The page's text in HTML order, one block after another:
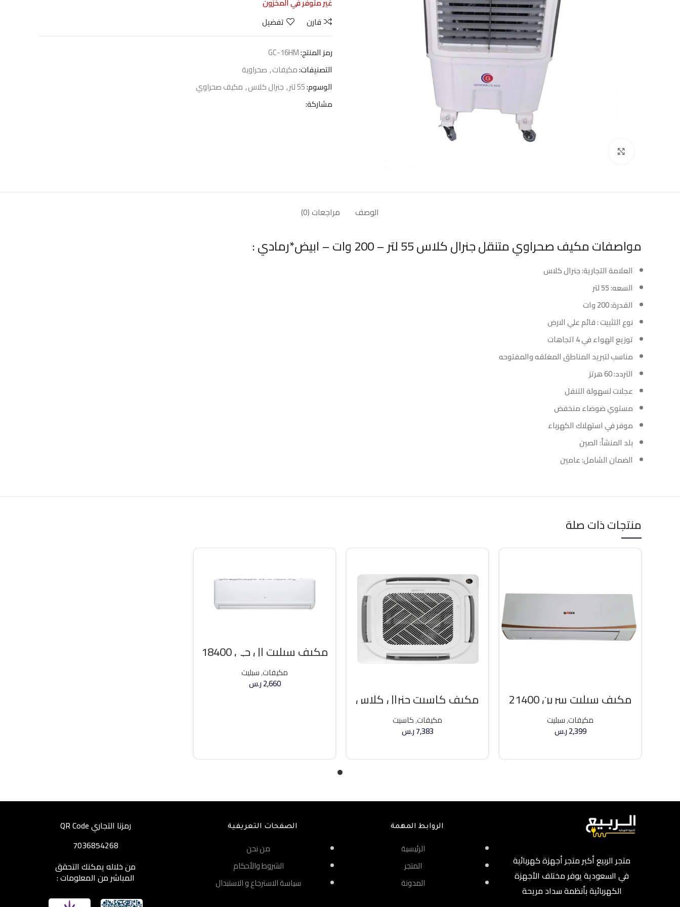
قارن
تفضيل
رمز المنتج:GC-16HM
التصنيفات:مكيفات, صحراوية
الوسوم:55 لتر , جنرال كلاس, مكيف صحراوي
مشاركة:
الوصف مراجعات (0)
مواصفات مكيف صحراوي متنقل جنرال كلاس 55 لتر – 200 وات – ابيض*رمادي :
العلامة التجارية: جنرال كلاس
السعه: 55 لتر
القدرة: 200 وات
نوع التثبيت : قائم علي الارض
توزيع الهواء في 4 اتجاهات
مناسب لتبريد المناطق المغلقه والمفتوحه
التردد: 60 هرتز
عجلات لسهولة التنقل
مستوي ضوضاء منخفض
موفر في استهلاك الكهرباء
بلد المنشأ: الصين
الضمان الشامل: عامين
منتجات ذات صلة
مكيف سبليت سرين 21400 وحده بارد
مكيفات,سبليت
2,399ر.س
مكيف كاسيت جنرال كلاس
36000 وحده حار / بارد
مكيفات,كاسيت
7,383ر.س
مكيف سبليت ال جي 18400 وحده بارد
مكيفات,سبليت
2,660ر.س
متجر الربيع أكبر متجر أجهزة كهربائية
في السعودية يوفر مختلف الأجهزة
الكهربائية بأنظمة سداد مريحة
الروابط المهمة
الرئيسية
المتجر
المدونة
الصفحات التعريفية
من نحن
الشروط والأحكام
سياسة الاسترجاع و الاستبدال
رمزنا التجاري QR Code
7036854268
من خلاله يمكنك التحقق
المباشر من المعلومات :